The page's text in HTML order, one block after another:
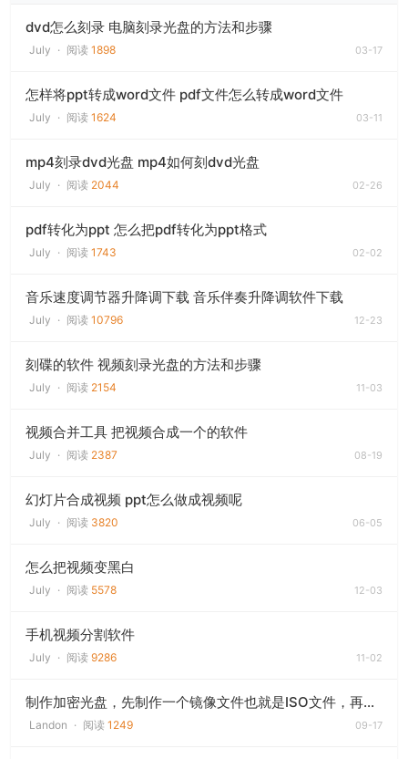
dvd怎么刻录 电脑刻录光盘的方法和步骤
July · 阅读 1898 03-17
怎样将ppt转成word文件 pdf文件怎么转成word文件
July · 阅读 1624 03-11
mp4刻录dvd光盘 mp4如何刻dvd光盘
July · 阅读 2044 02-26
pdf转化为ppt 怎么把pdf转化为ppt格式
July · 阅读 1743 02-02
音乐速度调节器升降调下载 音乐伴奏升降调软件下载
July · 阅读 10796 12-23
刻碟的软件 视频刻录光盘的方法和步骤
July · 阅读 2154 11-03
视频合并工具 把视频合成一个的软件
July · 阅读 2387 08-19
幻灯片合成视频 ppt怎么做成视频呢
July · 阅读 3820 06-05
怎么把视频变黑白
July · 阅读 5578 12-03
手机视频分割软件
July · 阅读 9286 11-02
制作加密光盘，先制作一个镜像文件也就是ISO文件，再给制作好的ISO镜像文件加密
Landon · 阅读 1249 09-17